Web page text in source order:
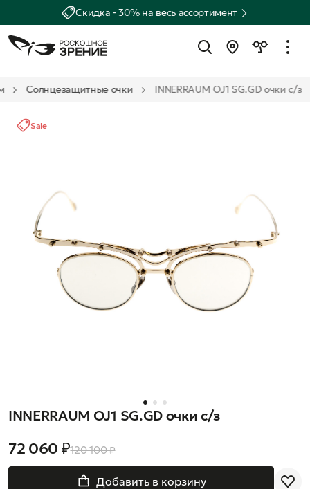
Скидка - 30% на весь ассортимент
Солнцезащитные очки INNERRAUM OJ1 SG.GD очки с/з
Sale
INNERRAUM OJ1 SG.GD очки с/з
72 060 ₽120 100 ₽
Добавить в корзину